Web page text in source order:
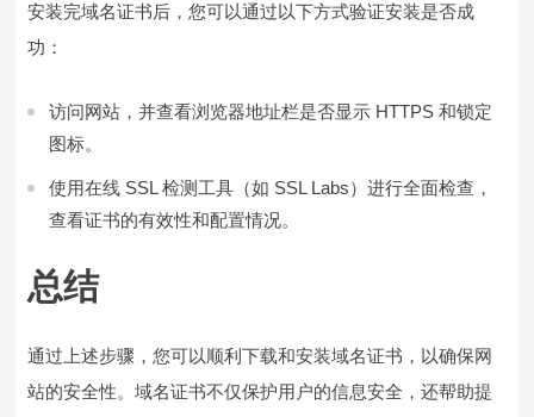
安装完域名证书后，您可以通过以下方式验证安装是否成
功：
访问网站，并查看浏览器地址栏是否显示 HTTPS 和锁定
图标。
使用在线 SSL 检测工具（如 SSL Labs）进行全面检查，
查看证书的有效性和配置情况。
总结
通过上述步骤，您可以顺利下载和安装域名证书，以确保网
站的安全性。域名证书不仅保护用户的信息安全，还帮助提